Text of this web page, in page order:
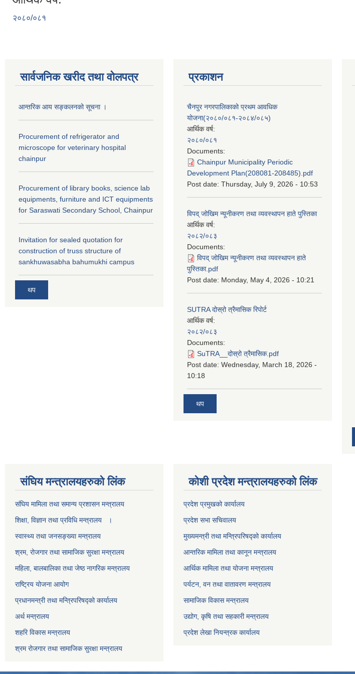
२०८०/०८१
सार्वजनिक खरीद तथा वाेलपत्र
आन्तरिक आय सङ्कलनको सूचना ।
Procurement of refrigerator and
microscope for veterinary hospital
chainpur
Procurement of library books, science lab
equipments, furniture and ICT equipments
for Saraswati Secondary School, Chainpur
Invitation for sealed quotation for
construction of truss structure of
sankhuwasabha bahumukhi campus
थप
प्रकाशन
चैनपुर नगरपालिकाको प्रथम आवधिक
योजना(२०८०/०८१-२०८४/०८५)
आर्थिक वर्ष:
२०८०/०८१
Documents:
Chainpur Municipality Periodic
Development Plan(208081-208485).pdf
Post date: Thursday, July 9, 2026 - 10:53
विपद् जोखिम न्यूनीकरण तथा व्यवस्थापन हाते पुस्तिका
आर्थिक वर्ष:
२०८२/०८३
Documents:
विपद् जोखिम न्यूनीकरण तथा व्यवस्थापन हाते
पुस्तिका.pdf
Post date: Monday, May 4, 2026 - 10:21
SUTRA दोस्रो त्रैमासिक रिपोर्ट
आर्थिक वर्ष:
२०८२/०८३
Documents:
SuTRA__दोस्रो त्रैमासिक.pdf
Post date: Wednesday, March 18, 2026 -
10:18
थप
स‌ंघिय मन्त्रालयहरुको लिंक
स‌ंघिय मामिला तथा समान्य प्रशासन मन्त्रालय
शिक्षा, विज्ञान तथा प्रविधि मन्त्रालय ।
स्वास्थ्य तथा जनसङ्ख्या मन्त्रालय
श्रम, रोजगार तथा सामाजिक सुरक्षा मन्त्रालय
महिला, बालबालिका तथा जेष्ठ नागरिक मन्त्रालय
राष्ट्रिय योजना आयोग
प्रधानमन्त्री तथा मन्त्रिपरिषद्को कार्यालय
अर्थ मन्त्रालय
शहरि विकास मन्त्रालय
श्रम रोजगार तथा सामाजिक सुरक्षा मन्त्रालय
कोशी प्रदेश मन्त्रालयहरुको लिंक
प्रदेश प्रमुखको कार्यालय
प्रदेश सभा सचिवालय
मुख्यमन्त्री तथा मन्त्रिपरिषद्को कार्यालय
आन्तरिक मामिला तथा कानून मन्त्रालय
आर्थिक मामिला तथा योजना मन्त्रालय
पर्यटन, वन तथा वातावरण मन्त्रालय
सामाजिक विकास मन्त्रालय
उद्योग, कृषि तथा सहकारी मन्त्रालय
प्रदेश लेखा नियन्त्रक कार्यालय